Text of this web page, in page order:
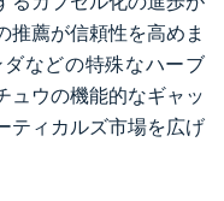
推薦が信頼性を高めま
などの特殊なハーブ
ュウの機能的なギャッ
ティカルズ市場を広げ